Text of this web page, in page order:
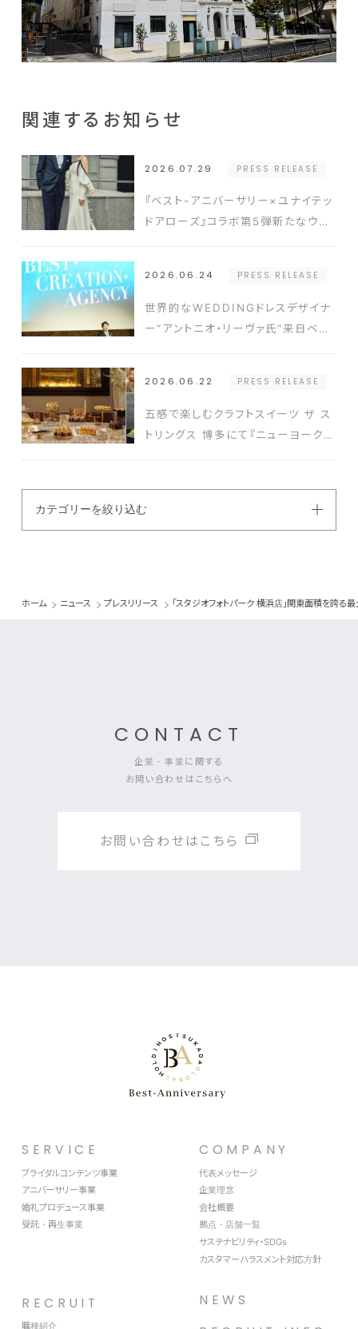
関連するお知らせ
2026.07.29 PRESS RELEASE
『ベスト-アニバーサリー×ユナイテッ
ドアローズ』コラボ第5弾新たなウエ
2026.06.24
PRESS RELEASE
世界的なWEDDINGドレスデザイナ
ー“アントニオ・リーヴァ氏”来日ベス
ォーム発表
2026.06.22 PRESS RELEASE
五感で楽しむクラフトスイーツ ザ ス
トリングス 博多にて『ニューヨークス
カテゴリーを絞り込む
ホーム ニュース プレスリリース 「スタジオフォトパーク 横浜店」関東面積を誇る
CONTACT
企業・事業に関する
お問い合わせはこちらへ
お問い合わせはこちら
SERVICE
ブライダルコンテンツ事業
アニバーサリー事業
婚礼プロデュース事業
受託・再生事業
COMPANY
代表メッセージ
企業理念
会社概要
拠点・店舗一覧
サステナビリティ・SDGs
カスタマーハラスメント対応方針
RECRUIT
職種紹介
NEWS